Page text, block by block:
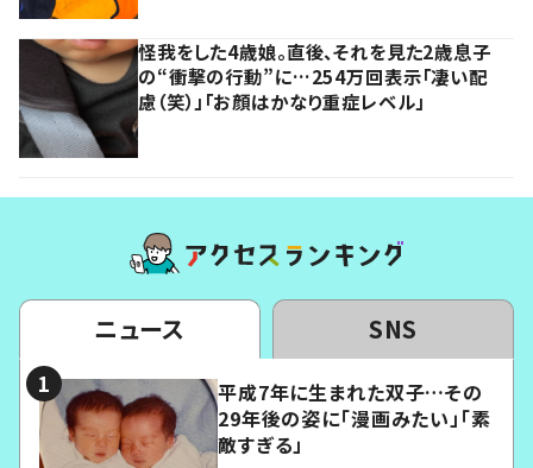
怪我をした4歳娘。直後、それを見た2歳息子
の“衝撃の行動”に…254万回表示「凄い配
慮（笑）」「お顔はかなり重症レベル」
ニュース SNS
平成7年に生まれた双子…その
29年後の姿に「漫画みたい」「素
敵すぎる」